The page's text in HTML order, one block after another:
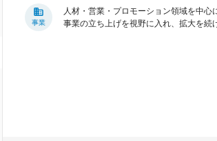
事業
人材・営業・プロモーション領域を中心
事業の立ち上げを視野に入れ、拡大を続